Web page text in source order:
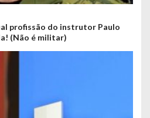
profissão do instrutor Paulo
(Não é militar)